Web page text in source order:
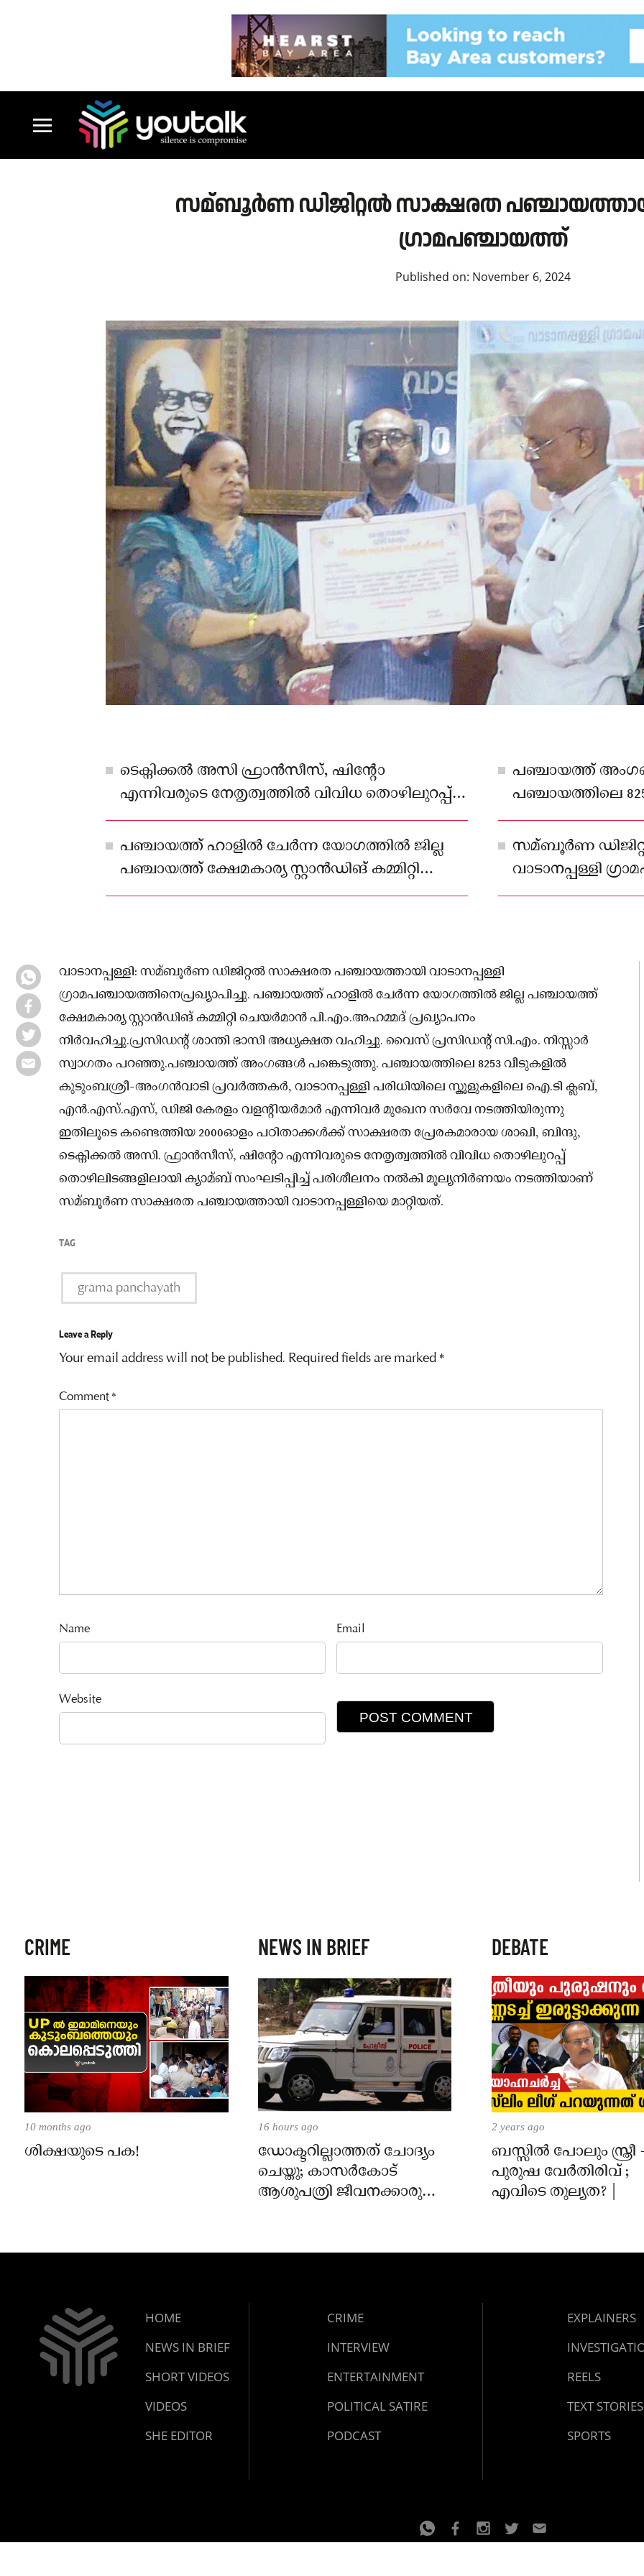
സമ്ബൂർണ ഡിജിറ്റല്‍ സാക്ഷരത പഞ്ചായത്തായി;
ഗ്രാമപഞ്ചായത്ത്
Published on: November 6, 2024
ടെക്നിക്കല്‍ അസി ഫ്രാന്‍സീസ്, ഷിന്റോ
എന്നിവരുടെ നേതൃത്വത്തില്‍ വിവിധ തൊഴിലുറപ്പ്
തൊഴിലിടങ്ങളിലായി ക്യാമ്ബ് സംഘടിപ്പിച്ച്‌
പരിശീലനം നല്‍കി മൂല്യനിര്‍ണയം നടത്തിയാണ്
സമ്ബൂര്‍ണ സാക്ഷരത പഞ്ചായത്തായി
വാടാനപ്പള്ളിയെ മാറ്റിയത്.
പഞ്ചായത്ത്
പഞ്ചായത്തിലെ
അംഗൻവാടി
പരിധിയിലെ
എന്‍.എസ്.എസ്,
പഞ്ചായത്ത് ഹാളില്‍ ചേര്‍ന്ന യോഗത്തില്‍ ജില്ല
പഞ്ചായത്ത് ക്ഷേമകാര്യ സ്റ്റാൻഡിങ് കമ്മിറ്റി
ചെയര്‍മാൻ പി.എം.അഹമ്മദ് പ്രഖ്യാപനം
സമ്ബൂർണ
വാടാനപ്പള്ളി
വാടാനപ്പള്ളി: സമ്ബൂർണ ഡിജിറ്റല്‍ സാക്ഷരത പഞ്ചായത്തായി വാടാനപ്പള്ളി
ഗ്രാമപഞ്ചായത്തിനെപ്രഖ്യാപിച്ചു. പഞ്ചായത്ത് ഹാളില്‍ ചേര്‍ന്ന യോഗത്തില്‍ ജില്ല പഞ്ചായത്ത്
ക്ഷേമകാര്യ സ്റ്റാൻഡിങ് കമ്മിറ്റി ചെയര്‍മാൻ പി.എം.അഹമ്മദ് പ്രഖ്യാപനം
നിര്‍വഹിച്ചു.പ്രസിഡന്റ് ശാന്തി ഭാസി അധ്യക്ഷത വഹിച്ചു. വൈസ് പ്രസിഡന്റ് സി.എം. നിസ്സാര്‍
സ്വാഗതം പറഞ്ഞു.പഞ്ചായത്ത് അംഗങ്ങള്‍ പങ്കെടുത്തു. പഞ്ചായത്തിലെ 8253 വീടുകളില്‍
കുടുംബശ്രീ-അംഗൻവാടി പ്രവര്‍ത്തകര്‍, വാടാനപ്പള്ളി പരിധിയിലെ സ്കൂളുകളിലെ ഐ.ടി ക്ലബ്,
എന്‍.എസ്.എസ്, ഡിജി കേരളം വളന്റിയര്‍മാര്‍ എന്നിവര്‍ മുഖേന സർവേ നടത്തിയിരുന്നു
ഇതിലൂടെ കണ്ടെത്തിയ 2000ഓളം പഠിതാക്കള്‍ക്ക് സാക്ഷരത പ്രേരകമാരായ ശാഖി, ബിന്ദു,
ടെക്നിക്കല്‍ അസി. ഫ്രാന്‍സീസ്, ഷിന്റോ എന്നിവരുടെ നേതൃത്വത്തില്‍ വിവിധ തൊഴിലുറപ്പ്
തൊഴിലിടങ്ങളിലായി ക്യാമ്ബ് സംഘടിപ്പിച്ച്‌ പരിശീലനം നല്‍കി മൂല്യനിര്‍ണയം നടത്തിയാണ്
സമ്ബൂര്‍ണ സാക്ഷരത പഞ്ചായത്തായി വാടാനപ്പള്ളിയെ മാറ്റിയത്.
TAG
grama panchayath
Leave a Reply
Your email address will not be published. Required fields are marked*
Comment*
Name Email
Website
CRIME
10 months ago
ശിക്ഷയുടെ പക!
NEWS IN BRIEF
16 hours ago
ഡോക്ടറില്ലാത്തത് ചോദ്യം
ചെയ്തു; കാസർകോട്
ആശുപത്രി ജീവനക്കാരുടെ
DEBATE
2 years ago
ബസ്സിൽ പോലും സ്ത്രീ
പുരുഷ വേർതിരിവ് ;
എവിടെ തുല്യത? |
HOME
NEWS IN BRIEF
SHORT VIDEOS
VIDEOS
SHE EDITOR
CRIME
INTERVIEW
ENTERTAINMENT
POLITICAL SATIRE
PODCAST
EXPLAINERS
REELS
TEXT STORIES
SPORTS